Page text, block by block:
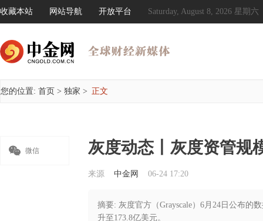
收藏本站 网站导航 开放平台 Saturday, August 8, 2026 星期六
您的位置: 首页 > 独家 > 正文
 微信 灰度动态丨灰度资管规
来源 中金网 06-24 17:20
摘要: 灰度官方（Grayscale）6月24日公布的
升至173.8亿美元。